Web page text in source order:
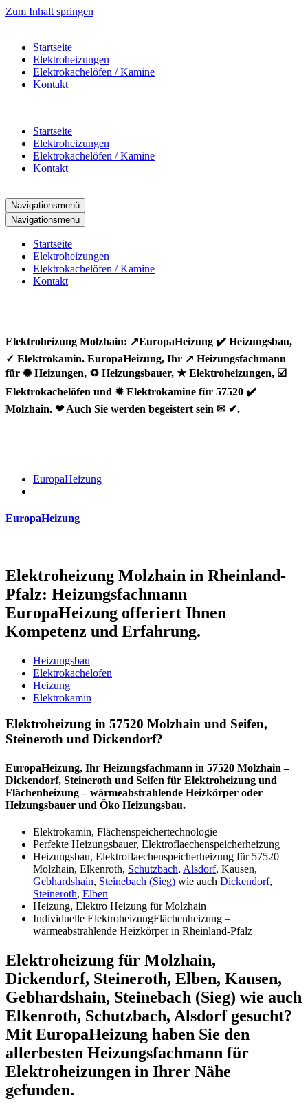
Zum Inhalt springen
Startseite
Elektroheizungen
Elektrokachelöfen / Kamine
Kontakt
Startseite
Elektroheizungen
Elektrokachelöfen / Kamine
Kontakt
Navigationsmenü
Navigationsmenü
Startseite
Elektroheizungen
Elektrokachelöfen / Kamine
Kontakt
Elektroheizung Molzhain: ↗️EuropaHeizung ✔️ Heizungsbau,
✓ Elektrokamin. EuropaHeizung, Ihr ↗️ Heizungsfachmann
für ✺ Heizungen, ♻ Heizungsbauer, ★ Elektroheizungen, ☑️
Elektrokachelöfen und ✹ Elektrokamine für 57520 ✔️
Molzhain. ❤ Auch Sie werden begeistert sein ✉ ✔.
EuropaHeizung
EuropaHeizung
Elektroheizung Molzhain in Rheinland-
Pfalz: Heizungsfachmann
EuropaHeizung offeriert Ihnen
Kompetenz und Erfahrung.
Heizungsbau
Elektrokachelofen
Heizung
Elektrokamin
Elektroheizung in 57520 Molzhain und Seifen,
Steineroth und Dickendorf?
EuropaHeizung, Ihr Heizungsfachmann in 57520 Molzhain –
Dickendorf, Steineroth und Seifen für Elektroheizung und
Flächenheizung – wärmeabstrahlende Heizkörper oder
Heizungsbauer und Öko Heizungsbau.
Elektrokamin, Flächenspeichertechnologie
Perfekte Heizungsbauer, Elektroflaechenspeicherheizung
Heizungsbau, Elektroflaechenspeicherheizung für 57520
Molzhain, Elkenroth, Schutzbach, Alsdorf, Kausen,
Gebhardshain, Steinebach (Sieg) wie auch Dickendorf,
Steineroth, Elben
Heizung, Elektro Heizung für Molzhain
Individuelle ElektroheizungFlächenheizung –
wärmeabstrahlende Heizkörper in Rheinland-Pfalz
Elektroheizung für Molzhain,
Dickendorf, Steineroth, Elben, Kausen,
Gebhardshain, Steinebach (Sieg) wie auch
Elkenroth, Schutzbach, Alsdorf gesucht?
Mit EuropaHeizung haben Sie den
allerbesten Heizungsfachmann für
Elektroheizungen in Ihrer Nähe
gefunden.